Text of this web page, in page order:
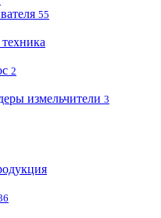
55
2
измельчители 3